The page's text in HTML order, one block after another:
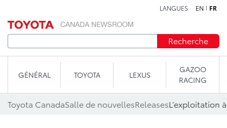
LANGUES EN FR
Recherche
GÉNÉRAL TOYOTA LEXUS
GAZOO
RACING
Toyota CanadaSalle de nouvellesReleases